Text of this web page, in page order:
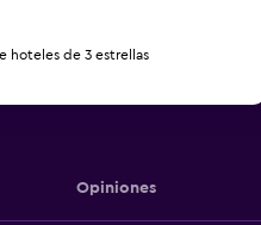
Opiniones
hoteles de 3 estrellas